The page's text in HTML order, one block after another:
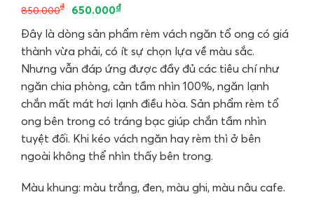
850.000₫ 650.000₫
Đây là dòng sản phẩm rèm vách ngăn tổ ong có giá
thành vừa phải, có ít sự chọn lựa về màu sắc.
Nhưng vẫn đáp ứng được đầy đủ các tiêu chí như
ngăn chia phòng, cản tầm nhìn 100%, ngăn lạnh
chắn mất mát hơi lạnh điều hòa. Sản phẩm rèm tổ
ong bên trong có tráng bạc giúp chắn tầm nhìn
tuyệt đối. Khi kéo vách ngăn hay rèm thì ở bên
ngoài không thể nhìn thấy bên trong.
Màu khung: màu trắng, đen, màu ghi, màu nâu cafe.